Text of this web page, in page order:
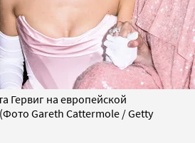
Гервиг на европейской
Gareth Cattermole / Getty